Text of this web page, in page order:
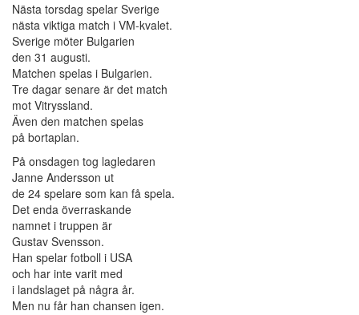
Nästa torsdag spelar Sverige
nästa viktiga match i VM-kvalet.
Sverige möter Bulgarien
den 31 augusti.
Matchen spelas i Bulgarien.
Tre dagar senare är det match
mot Vitryssland.
Även den matchen spelas
på bortaplan.
På onsdagen tog lagledaren
Janne Andersson ut
de 24 spelare som kan få spela.
Det enda överraskande
namnet i truppen är
Gustav Svensson.
Han spelar fotboll i USA
och har inte varit med
i landslaget på några år.
Men nu får han chansen igen.